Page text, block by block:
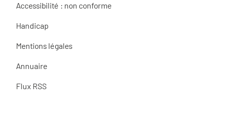
Accessibilité : non conforme
Handicap
Mentions légales
Annuaire
Flux RSS